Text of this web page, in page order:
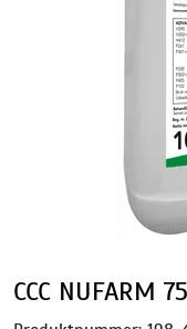
CCC NUFARM